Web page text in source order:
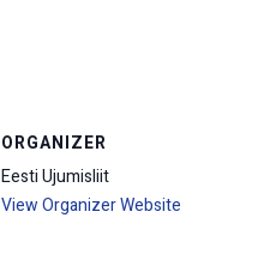
ORGANIZER
Eesti Ujumisliit
View Organizer Website